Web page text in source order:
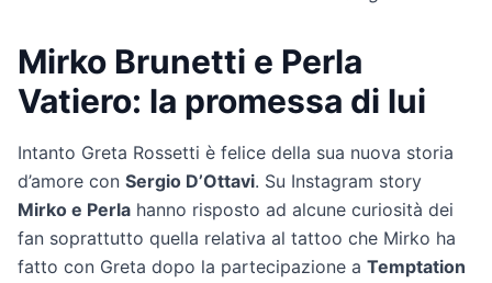
Mirko Brunetti e Perla
Vatiero: la promessa di lui
Intanto Greta Rossetti è felice della sua nuova storia
d’amore con Sergio D’Ottavi. Su Instagram story
Mirko e Perla hanno risposto ad alcune curiosità dei
fan soprattutto quella relativa al tattoo che Mirko ha
fatto con Greta dopo la partecipazione a Temptation